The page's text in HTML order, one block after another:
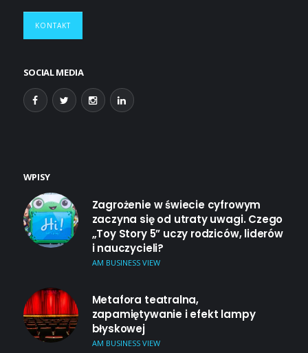
KONTAKT
SOCIAL MEDIA
WPISY
Zagrożenie w świecie cyfrowym
zaczyna się od utraty uwagi. Czego
„Toy Story 5” uczy rodziców, liderów
i nauczycieli?
AM BUSINESS VIEW
Metafora teatralna,
zapamiętywanie i efekt lampy
błyskowej
AM BUSINESS VIEW